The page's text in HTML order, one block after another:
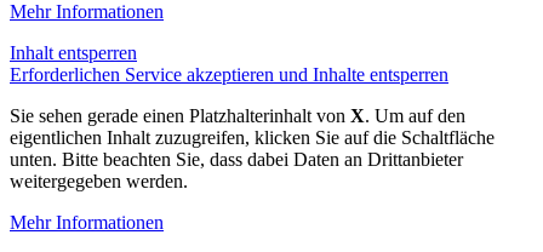
Mehr Informationen
Inhalt entsperren
Erforderlichen Service akzeptieren und Inhalte entsperren
Sie sehen gerade einen Platzhalterinhalt von X. Um auf den
eigentlichen Inhalt zuzugreifen, klicken Sie auf die Schaltfläche
unten. Bitte beachten Sie, dass dabei Daten an Drittanbieter
weitergegeben werden.
Mehr Informationen